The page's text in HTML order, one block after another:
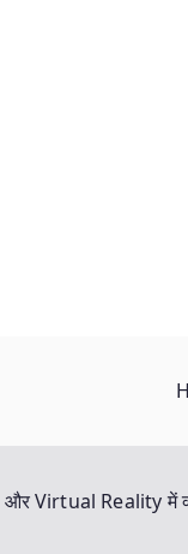
Virtual Reality में